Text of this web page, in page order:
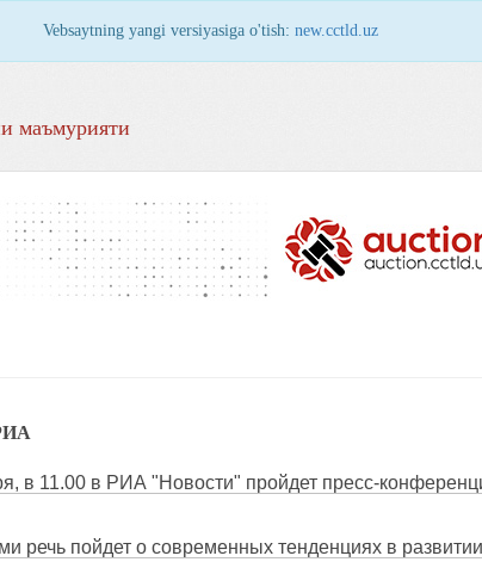
Vebsaytning yangi versiyasiga o'tish: new.cctld.uz
маъмурияти
в 11.00 в РИА "Новости" пройдет пресс-
речь пойдет о современных тенденциях в